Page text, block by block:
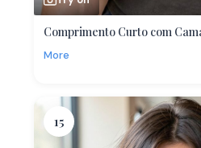
Comprimento Curto com
More
15